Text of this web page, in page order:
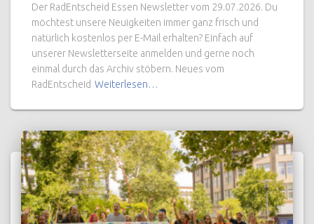
Der RadEntscheid Essen Newsletter vom 29.07.2026. Du
möchtest unsere Neuigkeiten immer ganz frisch und
natürlich kostenlos per E-Mail erhalten? Einfach auf
unserer Newsletterseite anmelden und gerne noch
einmal durch das Archiv stöbern. Neues vom
RadEntscheid Weiterlesen…